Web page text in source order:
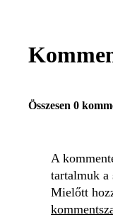
Összesen 0
A
tartalmuk a
Mielőtt